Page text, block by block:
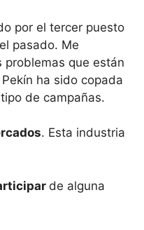
por el tercer puesto
pasado. Me
problemas que están
ha sido copada
de campañas.
. Esta industria
de alguna